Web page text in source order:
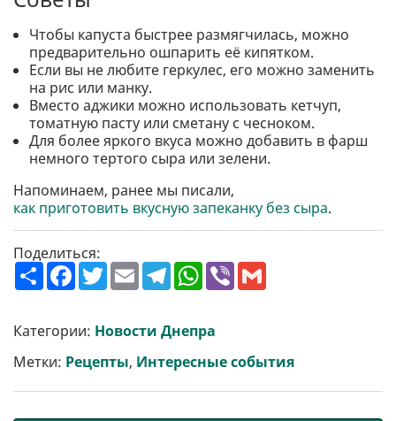
Чтобы капуста быстрее размягчилась, можно
предварительно ошпарить её кипятком.
Если вы не любите геркулес, его можно заменить
на рис или манку.
Вместо аджики можно использовать кетчуп,
томатную пасту или сметану с чесноком.
Для более яркого вкуса можно добавить в фарш
немного тертого сыра или зелени.
Напоминаем, ранее мы писали,
как приготовить вкусную запеканку без сыра.
Поделиться:
П
о
р
и
т
и
F
a
b
o
o
k
T
w
t
e
r
E
m
l
T
e
g
r
a
m
W
h
s
A
p
p
V
Категории: Новости Днепра
Метки: Рецепты, Интересные события